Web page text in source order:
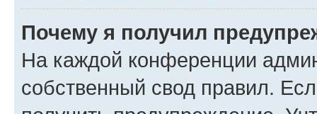
Почему я получил
На каждой конференции
собственный свод правил.